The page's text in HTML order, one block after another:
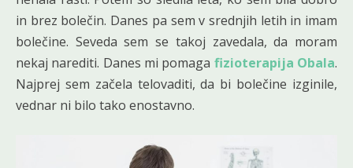
in brez bolečin. Danes pa sem v srednjih letih in imam
bolečine. Seveda sem se takoj zavedala, da moram
nekaj narediti. Danes mi pomaga fizioterapija Obala.
Najprej sem začela telovaditi, da bi bolečine izginile,
vednar ni bilo tako enostavno.